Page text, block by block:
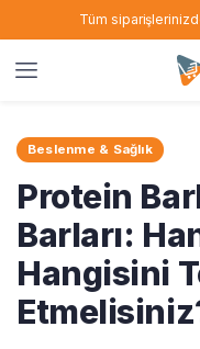
Tüm
Beslenme & Sağlık
Protein
Barları:
Hangisini